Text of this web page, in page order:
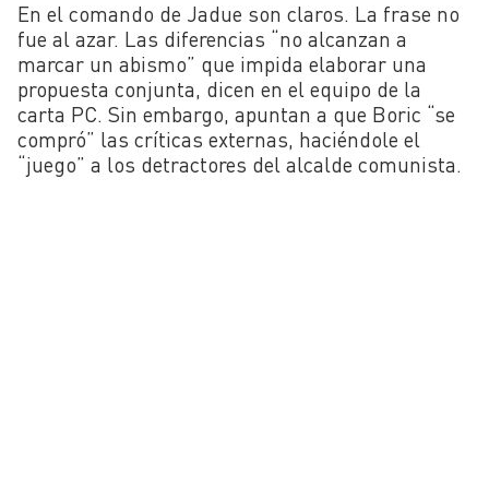
En el comando de Jadue son claros. La frase no
fue al azar. Las diferencias “no alcanzan a
marcar un abismo” que impida elaborar una
propuesta conjunta, dicen en el equipo de la
carta PC. Sin embargo, apuntan a que Boric “se
compró” las críticas externas, haciéndole el
“juego” a los detractores del alcalde comunista.